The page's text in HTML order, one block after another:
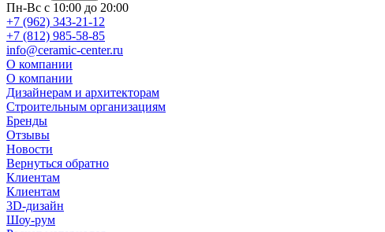
Пн-Вс с 10:00 до 20:00
+7 (962) 343-21-12
+7 (812) 985-58-85
info@ceramic-center.ru
О компании
О компании
Дизайнерам и архитекторам
Строительным организациям
Бренды
Отзывы
Новости
Вернуться обратно
Клиентам
Клиентам
3D-дизайн
Шоу-рум